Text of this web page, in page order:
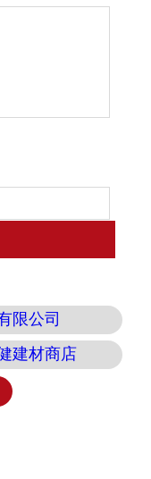
限公司
建材商店